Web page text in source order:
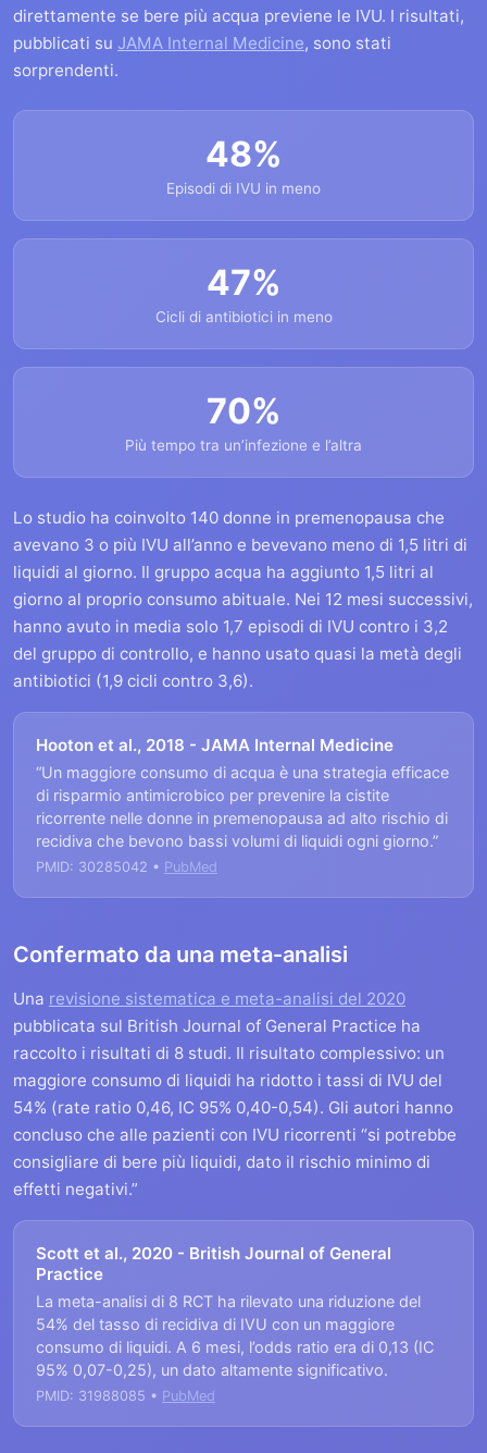
direttamente se bere più acqua previene le IVU. I risultati,
pubblicati su JAMA Internal Medicine, sono stati
sorprendenti.
48%
Episodi di IVU in meno
47%
Cicli di antibiotici in meno
70%
Più tempo tra un’infezione e l’altra
Lo studio ha coinvolto 140 donne in premenopausa che
avevano 3 o più IVU all’anno e bevevano meno di 1,5 litri di
liquidi al giorno. Il gruppo acqua ha aggiunto 1,5 litri al
giorno al proprio consumo abituale. Nei 12 mesi successivi,
hanno avuto in media solo 1,7 episodi di IVU contro i 3,2
del gruppo di controllo, e hanno usato quasi la metà degli
antibiotici (1,9 cicli contro 3,6).
Hooton et al., 2018 - JAMA Internal Medicine
“Un maggiore consumo di acqua è una strategia efficace
di risparmio antimicrobico per prevenire la cistite
ricorrente nelle donne in premenopausa ad alto rischio di
recidiva che bevono bassi volumi di liquidi ogni giorno.”
PMID: 30285042 • PubMed
Confermato da una meta-analisi
Una revisione sistematica e meta-analisi del 2020
pubblicata sul British Journal of General Practice ha
raccolto i risultati di 8 studi. Il risultato complessivo: un
maggiore consumo di liquidi ha ridotto i tassi di IVU del
54% (rate ratio 0,46, IC 95% 0,40-0,54). Gli autori hanno
concluso che alle pazienti con IVU ricorrenti “si potrebbe
consigliare di bere più liquidi, dato il rischio minimo di
effetti negativi.”
Scott et al., 2020 - British Journal of General
Practice
La meta-analisi di 8 RCT ha rilevato una riduzione del
54% del tasso di recidiva di IVU con un maggiore
consumo di liquidi. A 6 mesi, l’odds ratio era di 0,13 (IC
95% 0,07-0,25), un dato altamente significativo.
PMID: 31988085 • PubMed